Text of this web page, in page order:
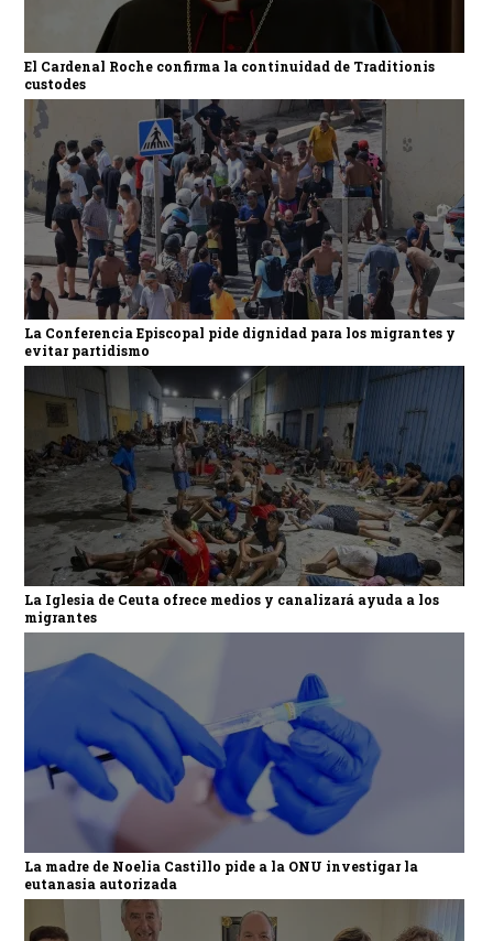
El Cardenal Roche confirma la continuidad de Traditionis
custodes
La Conferencia Episcopal pide dignidad para los migrantes y
evitar partidismo
La Iglesia de Ceuta ofrece medios y canalizará ayuda a los
migrantes
La madre de Noelia Castillo pide a la ONU investigar la
eutanasia autorizada